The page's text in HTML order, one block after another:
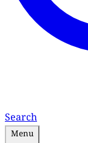
Search
Menu